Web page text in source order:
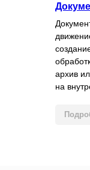
архив
на